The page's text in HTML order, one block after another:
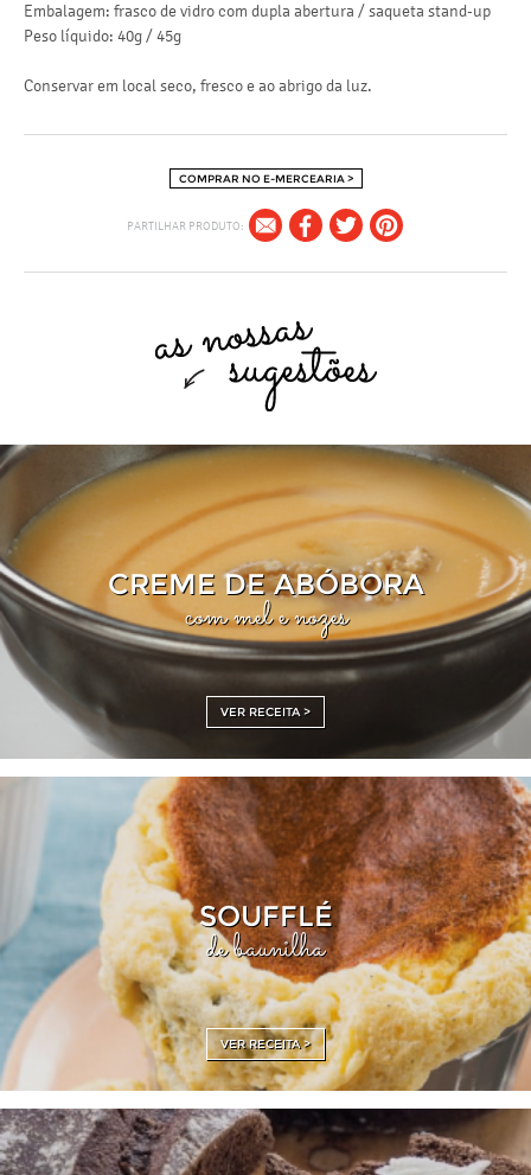
Embalagem: frasco de vidro com dupla abertura / saqueta stand-up
Peso líquido: 40g / 45g
Conservar em local seco, fresco e ao abrigo da luz.
COMPRAR NO E-MERCEARIA >
PARTILHAR PRODUTO:
CREME DE ABÓBORA
com mel e nozes
VER RECEITA >
SOUFFLÉ
de baunilha
VER RECEITA >